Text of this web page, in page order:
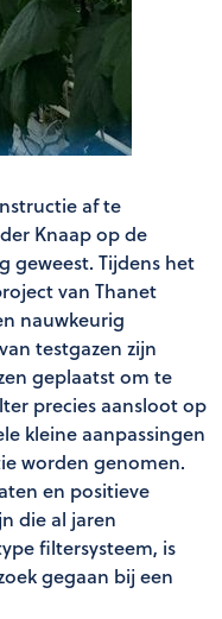
af te
Knaap op de
geweest. Tijdens het
van Thanet
nauwkeurig
testgazen zijn
geplaatst om te
precies aansloot op
kleine aanpassingen
worden genomen.
en positieve
die al jaren
filtersysteem, is
gegaan bij een